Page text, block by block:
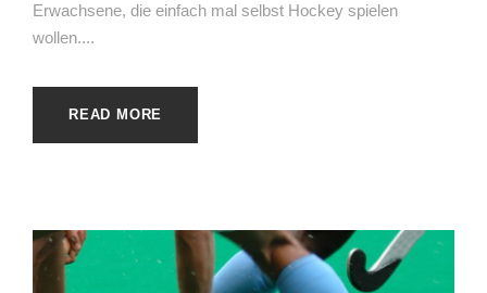
Erwachsene, die einfach mal selbst Hockey spielen
wollen....
READ MORE